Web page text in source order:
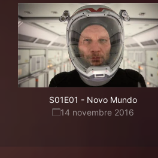
S01E01 - Novo Mundo
14 novembre 2016